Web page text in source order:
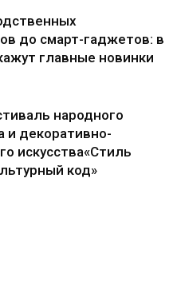
до смарт-гаджетов: в
главные новинки
народного
и декоративно-
искусства«Стиль
код»